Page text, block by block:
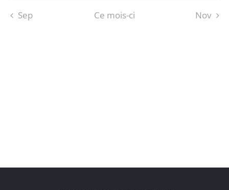
Sep Ce mois-ci Nov